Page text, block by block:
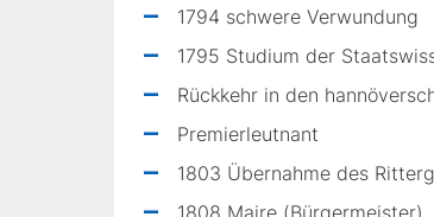
1794 schwere Verwundung
1795 Studium der
Rückkehr in den
Premierleutnant
1803 Übernahme des
1808 Maire (Bürgermeister)